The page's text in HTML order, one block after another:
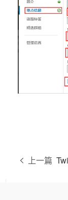
上一篇